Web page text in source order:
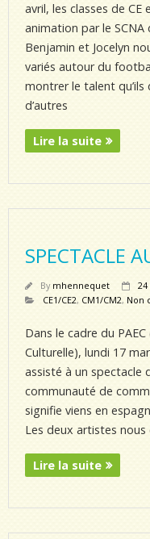
avril, les classes de CE
animation par le SCNA
Benjamin et Jocelyn
variés autour du
montrer le talent qu’ils
d’autres
Lire la suite
SPECTACLE
By mhennequet
24
CE1/CE2, CM1/CM2, Non
Dans le cadre du
Culturelle), lundi 17
assisté à un spectacle
communauté de
signifie viens en
Les deux artistes
Lire la suite